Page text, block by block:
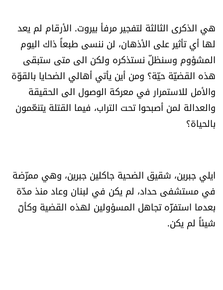
صحّة وصحن
الرياضة
منوّعات
حظّك اليوم
للتاريخ
من نحن
للتواصل معنا
هي الذكرى الثالثة لتفجير مرفأ بيروت. الأرقام لم يعد
لها أي تأثير على الأذهان، لن ننسى طبعاً ذاك اليوم
المشؤوم وسنظلّ نستذكره ولكن الى متى ستبقى
هذه القضيّة حيّة؟ ومن أين يأتي أهالي الضحايا بالقوّة
والأمل للاستمرار في معركة الوصول الى الحقيقة
والعدالة لمن أصبحوا تحت التراب، فيما القتلة يتنعّمون
بالحياة؟
ايلي جبرين، شقيق الضحية جاكلين جبرين، وهي ممرّضة
في مستشفى حداد، لم يكن في لبنان وعاد منذ مدّة
بعدما استفزّه تجاهل المسؤولين لهذه القضية وكأنّ
شيئاً لم يكن.